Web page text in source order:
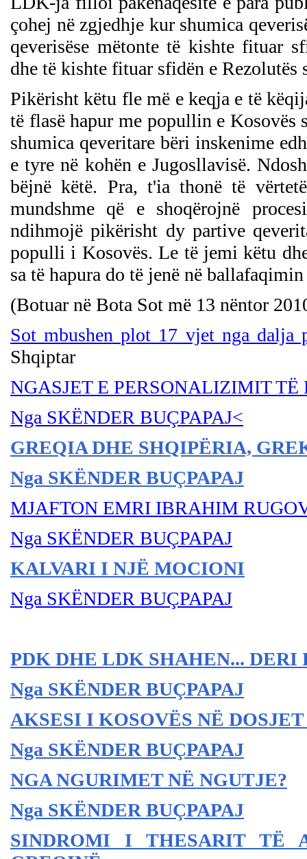
çohej në zgjedhje kur shumica
qeverisëse mëtonte të kishte fituar
dhe të kishte fituar sfidën e Rezolutës
Pikërisht këtu fle më e keqja e të
të flasë hapur me popullin e Kosovës
shumica qeveritare bëri inskenime
e tyre në kohën e Jugosllavisë.
bëjnë këtë. Pra, t'ia thonë të
mundshme që e shoqërojnë
ndihmojë pikërisht dy partive
populli i Kosovës. Le të jemi këtu
sa të hapura do të jenë në
(Botuar në Bota Sot më 13 nëntor
Sot mbushen plot 17 vjet nga dalja
Shqiptar
NGASJET E PERSONALIZIMIT TË
Nga SKËNDER BUÇPAPAJ<
GREQIA DHE SHQIPËRIA,
Nga SKËNDER BUÇPAPAJ
MJAFTON EMRI IBRAHIM
Nga SKËNDER BUÇPAPAJ
KALVARI I NJË MOCIONI
Nga SKËNDER BUÇPAPAJ
PDK DHE LDK SHAHEN... DERI
Nga SKËNDER BUÇPAPAJ
AKSESI I KOSOVËS NË
Nga SKËNDER BUÇPAPAJ
NGA NGURIMET NË NGUTJE?
Nga SKËNDER BUÇPAPAJ
SINDROMI I THESARIT TË